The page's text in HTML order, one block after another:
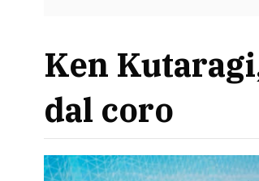
Ken
dal coro